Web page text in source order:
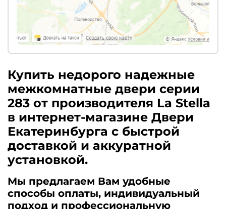
Купить недорого надежные
межкомнатные двери серии
283 от производителя La Stella
в интернет-магазине Двери
Екатеринбурга с быстрой
доставкой и аккуратной
установкой.
Мы предлагаем Вам удобные
способы оплаты, индивидуальный
подход и профессиональную